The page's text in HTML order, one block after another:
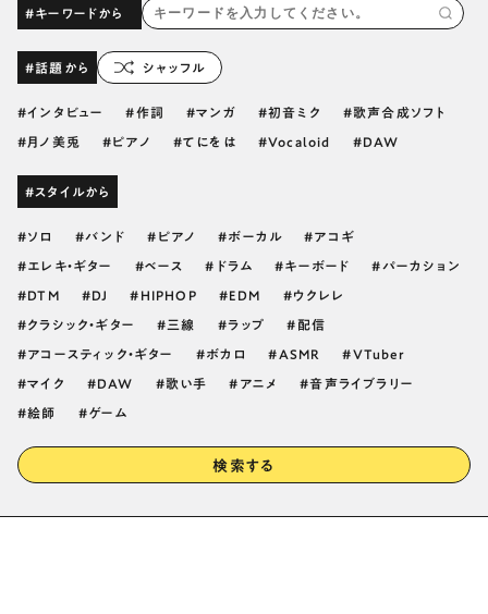
#キーワードから
#話題から シャッフル
インタビュー 作詞 マンガ 初音ミク 歌声合成ソフト
月ノ美兎 ピアノ てにをは Vocaloid DAW
#スタイルから
ソロ バンド ピアノ ボーカル アコギ
エレキ・ギター ベース ドラム キーボード パーカション
DTM DJ HIPHOP EDM ウクレレ
クラシック・ギター 三線 ラップ 配信
アコースティック・ギター ボカロ ASMR VTuber
マイク DAW 歌い手 アニメ 音声ライブラリー
絵師 ゲーム
検索する